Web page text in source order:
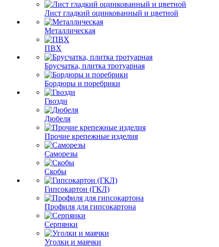
Лист гладкий оцинкованный и цветной
Металлическая
ПВХ
Брусчатка, плитка тротуарная
Бордюры и поребрики
Гвозди
Дюбеля
Прочие крепежные изделия
Саморезы
Скобы
Гипсокартон (ГКЛ)
Профиля для гипсокартона
Серпянки
Уголки и маячки